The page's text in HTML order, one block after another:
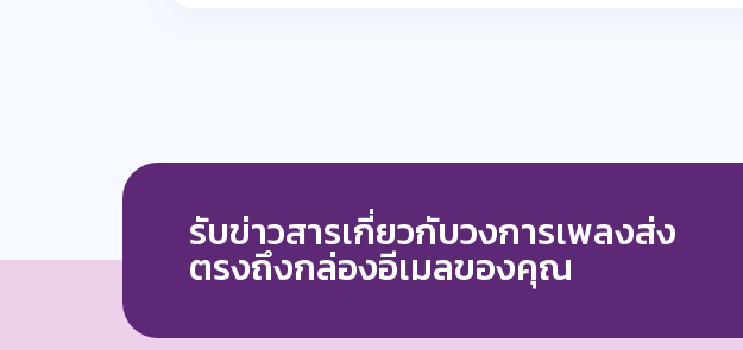
รับข่าวสารเกี่ยวกับวงการเพลงส่ง
ตรงถึงกล่องอีเมลของคุณ